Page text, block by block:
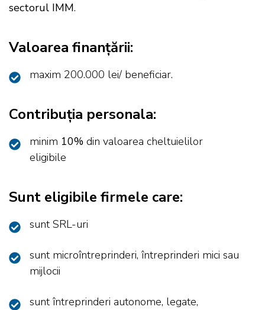
sectorul IMM.
Valoarea finanțării:
maxim 200.000 lei/ beneficiar.
Contribuția personala:
minim 10% din valoarea cheltuielilor
eligibile
Sunt eligibile firmele care:
sunt SRL-uri
sunt microîntreprinderi, întreprinderi mici sau
mijlocii
sunt întreprinderi autonome, legate,